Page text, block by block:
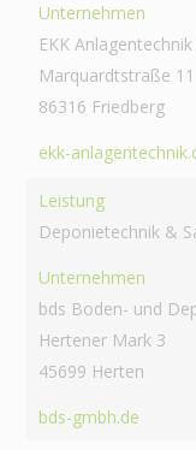
Unternehmen
EKK
Marquardtstraße 11
86316 Friedberg
ekk-
Leistung
Deponietechnik &
Unternehmen
bds Boden- und
Hertener Mark 3
45699 Herten
bds-gmbh.de